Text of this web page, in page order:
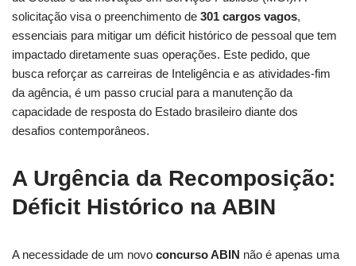
solicitação visa o preenchimento de 301 cargos vagos,
essenciais para mitigar um déficit histórico de pessoal que tem
impactado diretamente suas operações. Este pedido, que
busca reforçar as carreiras de Inteligência e as atividades-fim
da agência, é um passo crucial para a manutenção da
capacidade de resposta do Estado brasileiro diante dos
desafios contemporâneos.
A Urgência da Recomposição:
Déficit Histórico na ABIN
A necessidade de um novo concurso ABIN não é apenas uma